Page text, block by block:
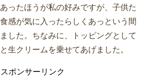
ったほうが私の好みですが、子供た
感が気に入ったらしくあっという間
した。ちなみに、トッピングとして
生クリームを乗せてあげました。
スポンサーリンク